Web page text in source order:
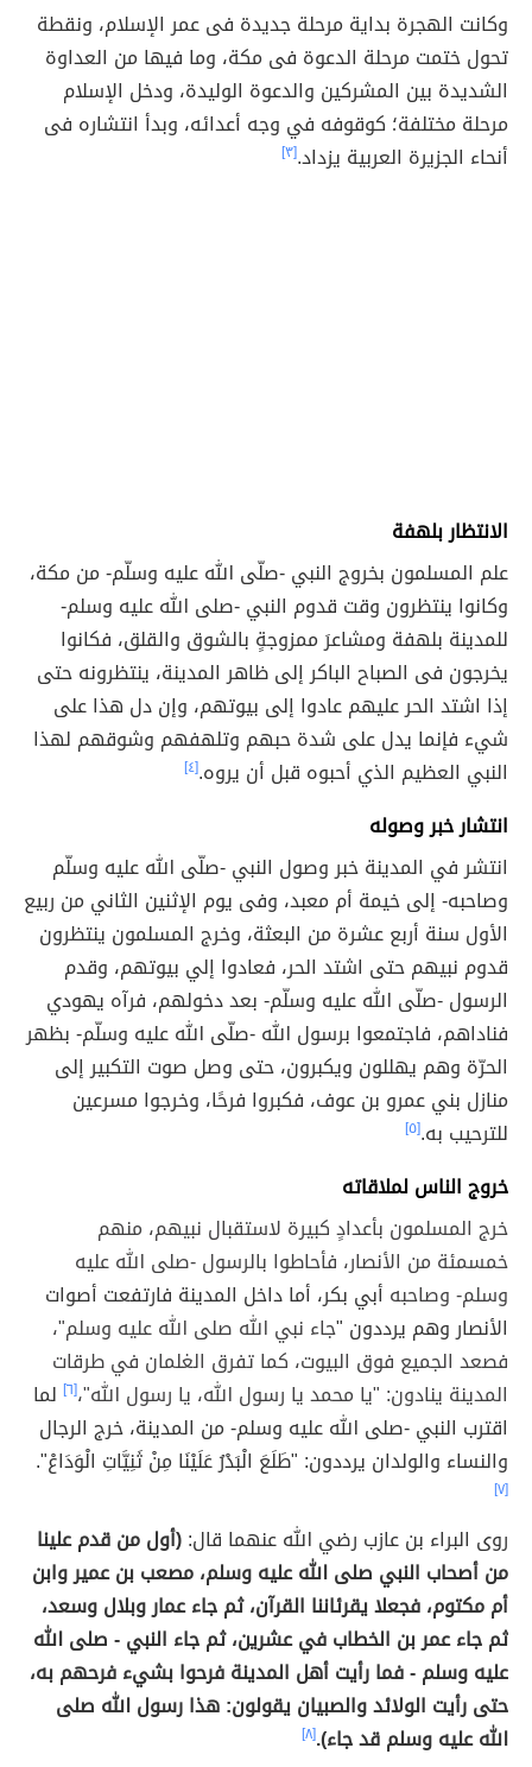
وكانت الهجرة بداية مرحلة جديدة فى عمر الإسلام، ونقطة
تحول ختمت مرحلة الدعوة فى مكة، وما فيها من العداوة
الشديدة بين المشركين والدعوة الوليدة، ودخل الإسلام
مرحلة مختلفة؛ كوقوفه في وجه أعدائه، وبدأ انتشاره فى
أنحاء الجزيرة العربية يزداد.[٣]
الانتظار بلهفة
علم المسلمون بخروج النبي -صلّى الله عليه وسلّم- من مكة،
وكانوا ينتظرون وقت قدوم النبي -صلى الله عليه وسلم-
للمدينة بلهفة ومشاعرَ ممزوجةٍ بالشوق والقلق، فكانوا
يخرجون فى الصباح الباكر إلى ظاهر المدينة، ينتظرونه حتى
إذا اشتد الحر عليهم عادوا إلى بيوتهم، وإن دل هذا على
شيء فإنما يدل على شدة حبهم وتلهفهم وشوقهم لهذا
النبي العظيم الذي أحبوه قبل أن يروه.[٤]
انتشار خبر وصوله
انتشر في المدينة خبر وصول النبي -صلّى الله عليه وسلّم
وصاحبه- إلى خيمة أم معبد، وفى يوم الإثنين الثاني من ربيع
الأول سنة أربع عشرة من البعثة، وخرج المسلمون ينتظرون
قدوم نبيهم حتى اشتد الحر، فعادوا إلي بيوتهم، وقدم
الرسول -صلّى الله عليه وسلّم- بعد دخولهم، فرآه يهودي
فناداهم، فاجتمعوا برسول الله -صلّى الله عليه وسلّم- بظهر
الحرّة وهم يهللون ويكبرون، حتى وصل صوت التكبير إلى
منازل بني عمرو بن عوف، فكبروا فرحًا، وخرجوا مسرعين
للترحيب به.[٥]
خروج الناس لملاقاته
خرج المسلمون بأعدادٍ كبيرة لاستقبال نبيهم، منهم
خمسمئة من الأنصار، فأحاطوا بالرسول -صلى الله عليه
وسلم- وصاحبه أبي بكر، أما داخل المدينة فارتفعت أصوات
الأنصار وهم يرددون "جاء نبي الله صلى الله عليه وسلم"،
فصعد الجميع فوق البيوت، كما تفرق الغلمان في طرقات
المدينة ينادون: "يا محمد يا رسول الله، يا رسول الله"،[٦]
لما
اقترب النبي -صلى الله عليه وسلم- من المدينة، خرج الرجال
والنساء والولدان يرددون: "طَلَعَ الْبَدْرُ عَلَيْنَا مِنْ ثَنِيَّاتِ الْوَدَاعْ".
[٧]
روى البراء بن عازب رضي الله عنهما قال:(أول من قدم علينا
من أصحاب النبي صلى الله عليه وسلم، مصعب بن عمير وابن
أم مكتوم، فجعلا يقرئاننا القرآن، ثم جاء عمار وبلال وسعد،
ثم جاء عمر بن الخطاب في عشرين، ثم جاء النبي - صلى الله
عليه وسلم - فما رأيت أهل المدينة فرحوا بشيء فرحهم به،
حتى رأيت الولائد والصبيان يقولون: هذا رسول الله صلى
الله عليه وسلم قد جاء).[٨]